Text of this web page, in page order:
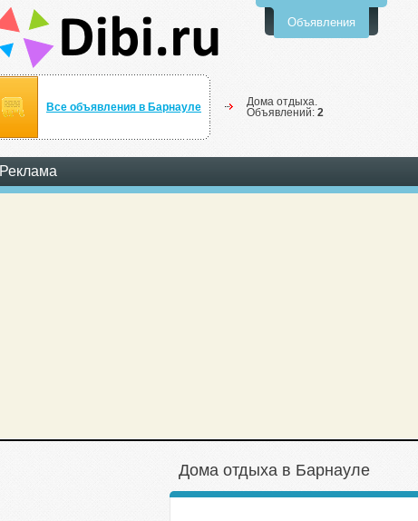
Объявления
Все объявления в Барнауле
Дома отдыха.
Объявлений: 2
Реклама
Дома отдыха в Барнауле